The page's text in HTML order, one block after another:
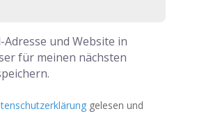
Adresse und Website in
für meinen nächsten
gelesen und